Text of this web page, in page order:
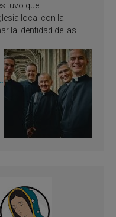
tuvo que
local con la
la identidad de las